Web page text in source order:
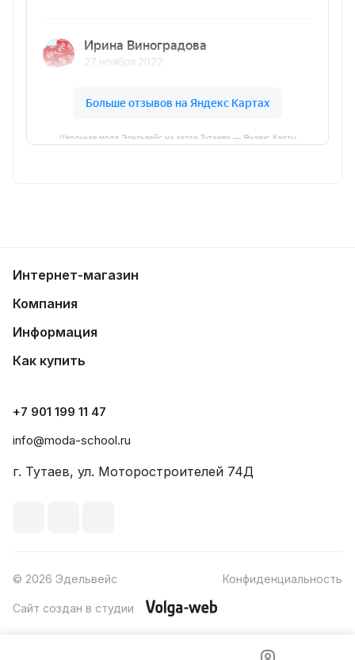
Школьная мода Эдельвейс на карте Тутаева — Яндекс Карты
Интернет-магазин
Компания
Информация
Как купить
+7 901 199 11 47
info@moda-school.ru
г. Тутаев, ул. Моторостроителей 74Д
© 2026 Эдельвейс Конфиденциальность
Сайт создан в студии